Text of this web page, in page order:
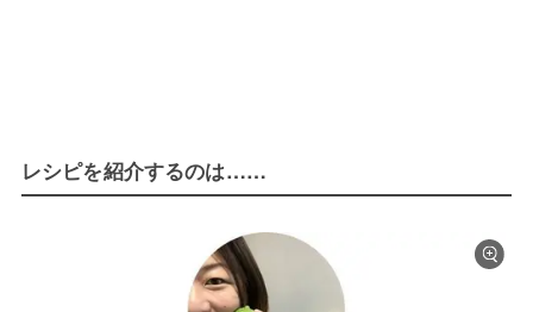
レシピを紹介するのは……